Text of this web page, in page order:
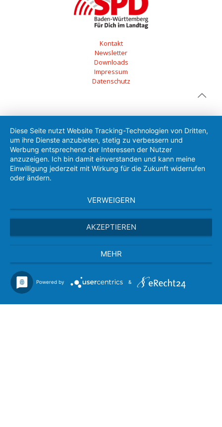
Kontakt
Newsletter
Downloads
Impressum
Datenschutz
Diese Seite nutzt Website Tracking-Technologien von Dritten,
um ihre Dienste anzubieten, stetig zu verbessern und
Werbung entsprechend der Interessen der Nutzer
anzuzeigen. Ich bin damit einverstanden und kann meine
Einwilligung jederzeit mit Wirkung für die Zukunft widerrufen
oder ändern.
VERWEIGERN
AKZEPTIEREN
MEHR
Powered by &